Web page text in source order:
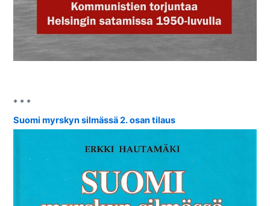
* * *
Suomi myrskyn silmässä 2. osan tilaus